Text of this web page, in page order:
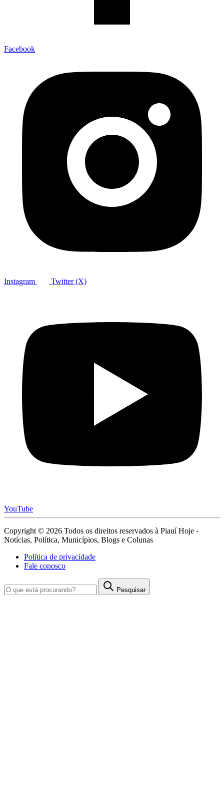
Facebook
Instagram Twitter (X)
YouTube
Copyright © 2026 Todos os direitos reservados à Piauí Hoje -
Notícias, Política, Municípios, Blogs e Colunas
Política de privacidade
Fale conosco
Pesquisar